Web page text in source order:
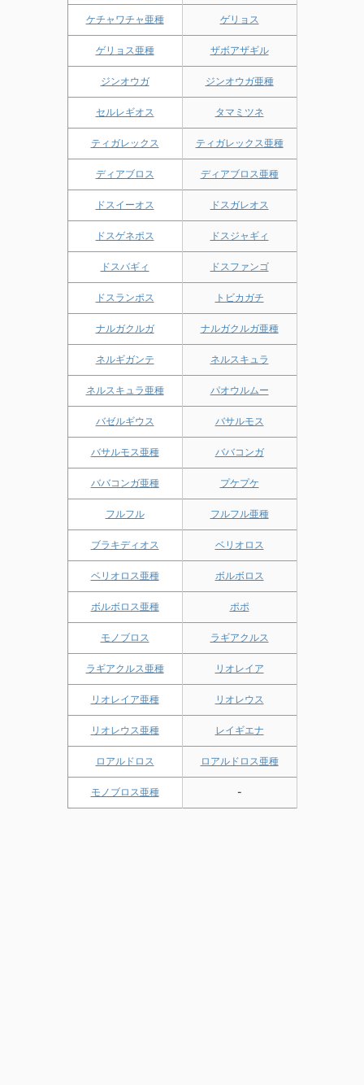
ケチャワチャ亜種 ゲリョス
ゲリョス亜種 ザボアザギル
ジンオウガ ジンオウガ亜種
セルレギオス タマミツネ
ティガレックス ティガレックス亜種
ディアブロス ディアブロス亜種
ドスイーオス ドスガレオス
ドスゲネポス ドスジャギィ
ドスバギィ ドスファンゴ
ドスランポス トビカガチ
ナルガクルガ ナルガクルガ亜種
ネルギガンテ ネルスキュラ
ネルスキュラ亜種 パオウルムー
バゼルギウス バサルモス
バサルモス亜種 ババコンガ
ババコンガ亜種 プケプケ
フルフル フルフル亜種
ブラキディオス ベリオロス
ベリオロス亜種 ボルボロス
ボルボロス亜種 ポポ
モノブロス ラギアクルス
ラギアクルス亜種 リオレイア
リオレイア亜種 リオレウス
リオレウス亜種 レイギエナ
ロアルドロス ロアルドロス亜種
モノブロス亜種 -